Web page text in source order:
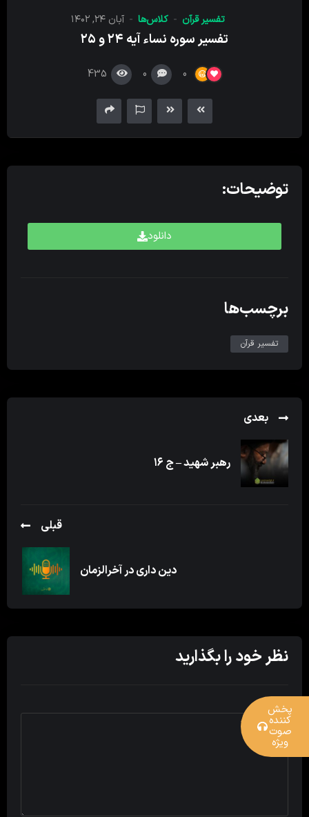
تفسیر قرآن کلاس‌ها آبان ۲۴, ۱۴۰۲
تفسیر سوره نساء آیه ۲۴ و ۲۵
0
0
435
توضیحات:
دانلود
برچسب‌ها
تفسیر قرآن
بعدی
رهبر شهید – ج ۱۶
قبلی
دین داری در آخرالزمان
نظر خود را بگذارید
پخش
کننده
صوت
ویژه